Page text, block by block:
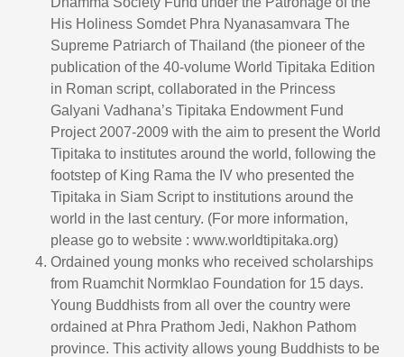
His Holiness Somdet Phra Nyanasamvara The
Supreme Patriarch of Thailand (the pioneer of the
publication of the 40-volume World Tipitaka Edition
in Roman script, collaborated in the Princess
Galyani Vadhana’s Tipitaka Endowment Fund
Project 2007-2009 with the aim to present the World
Tipitaka to institutes around the world, following the
footstep of King Rama the IV who presented the
Tipitaka in Siam Script to institutions around the
world in the last century. (For more information,
please go to website : www.worldtipitaka.org)
Ordained young monks who received scholarships
from Ruamchit Normklao Foundation for 15 days.
Young Buddhists from all over the country were
ordained at Phra Prathom Jedi, Nakhon Pathom
province. This activity allows young Buddhists to be